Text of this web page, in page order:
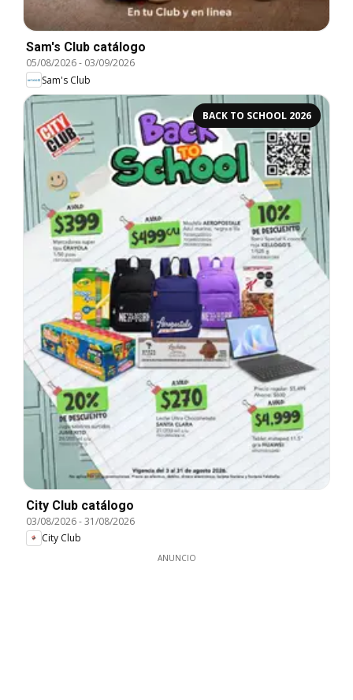
Sam's Club catálogo
05/08/2026- 03/09/2026
Sam's Club
BACK TO SCHOOL 2026
City Club catálogo
03/08/2026-31/08/2026
City Club
ANUNCIO